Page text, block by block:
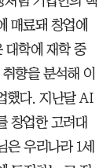
매료돼 창업에
대학에 재학 중
향을 분석해 이
했다. 지난달 AI
창업한 고려대
은 우리나라 1세